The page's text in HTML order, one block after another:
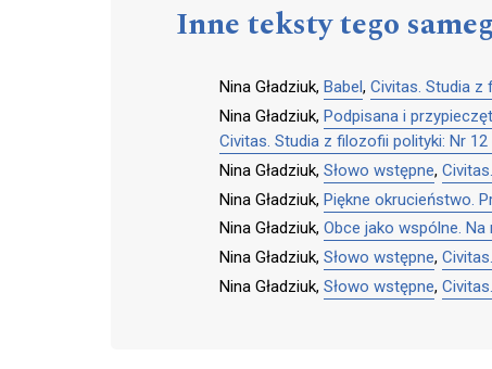
Inne teksty tego
Nina Gładziuk, Babel , Civitas. Studia z
Nina Gładziuk, Podpisana i
Civitas. Studia z filozofii polityki: Nr 12
Nina Gładziuk, Słowo wstępne,
Nina Gładziuk, Piękne okrucieństwo.
Nina Gładziuk, Obce jako wspólne.
Nina Gładziuk, Słowo wstępne,
Nina Gładziuk, Słowo wstępne,